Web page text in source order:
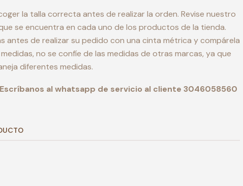
la talla correcta antes de realizar la orden. Revise nuestro
se encuentra en cada uno de los productos de la tienda.
antes de realizar su pedido con una cinta métrica y compárela
no se confíe de las medidas de otras marcas, ya que
diferentes medidas.
al whatsapp de servicio al cliente 3046058560